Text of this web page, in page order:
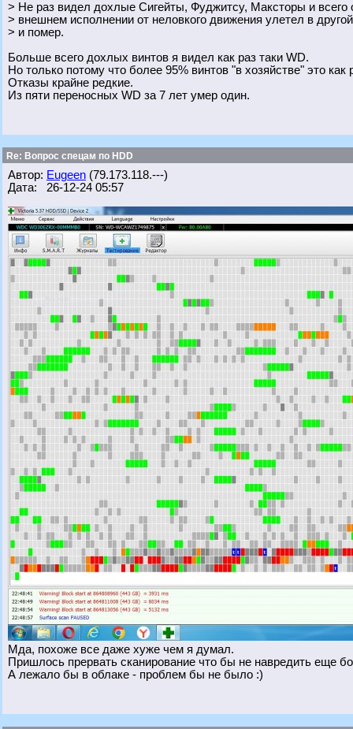
> Не раз видел дохлые Сигейты, Фуджитсу, Максторы и всего
> внешнем исполнении от неловкого движения улетел в
> и помер.
Больше всего дохлых винтов я видел как раз таки WD.
Но только потому что более 95% винтов "в хозяйстве" это как
Отказы крайне редкие.
Из пяти переносных WD за 7 лет умер один.
Re: Вопрос спецам по HDD
Автор: Eugeen (79.173.118.---)
Дата: 26-12-24 05:57
Мда, похоже все даже хуже чем я думал.
Пришлось прервать сканирование что бы не навредить еще
А лежало бы в облаке - проблем бы не было :)